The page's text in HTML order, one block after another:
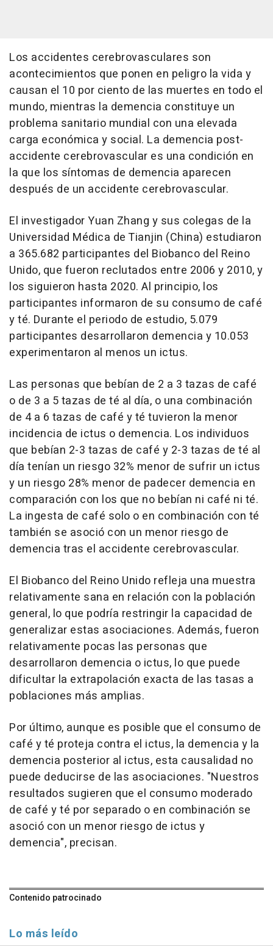
Los accidentes cerebrovasculares son
acontecimientos que ponen en peligro la vida y
causan el 10 por ciento de las muertes en todo el
mundo, mientras la demencia constituye un
problema sanitario mundial con una elevada
carga económica y social. La demencia post-
accidente cerebrovascular es una condición en
la que los síntomas de demencia aparecen
después de un accidente cerebrovascular.
El investigador Yuan Zhang y sus colegas de la
Universidad Médica de Tianjin (China) estudiaron
a 365.682 participantes del Biobanco del Reino
Unido, que fueron reclutados entre 2006 y 2010, y
los siguieron hasta 2020. Al principio, los
participantes informaron de su consumo de café
y té. Durante el periodo de estudio, 5.079
participantes desarrollaron demencia y 10.053
experimentaron al menos un ictus.
Las personas que bebían de 2 a 3 tazas de café
o de 3 a 5 tazas de té al día, o una combinación
de 4 a 6 tazas de café y té tuvieron la menor
incidencia de ictus o demencia. Los individuos
que bebían 2-3 tazas de café y 2-3 tazas de té al
día tenían un riesgo 32% menor de sufrir un ictus
y un riesgo 28% menor de padecer demencia en
comparación con los que no bebían ni café ni té.
La ingesta de café solo o en combinación con té
también se asoció con un menor riesgo de
demencia tras el accidente cerebrovascular.
El Biobanco del Reino Unido refleja una muestra
relativamente sana en relación con la población
general, lo que podría restringir la capacidad de
generalizar estas asociaciones. Además, fueron
relativamente pocas las personas que
desarrollaron demencia o ictus, lo que puede
dificultar la extrapolación exacta de las tasas a
poblaciones más amplias.
Por último, aunque es posible que el consumo de
café y té proteja contra el ictus, la demencia y la
demencia posterior al ictus, esta causalidad no
puede deducirse de las asociaciones. "Nuestros
resultados sugieren que el consumo moderado
de café y té por separado o en combinación se
asoció con un menor riesgo de ictus y
demencia", precisan.
Contenido patrocinado
Lo más leído